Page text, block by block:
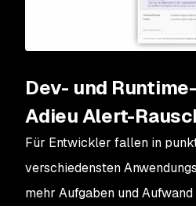
Dev- und
Adieu Alert-
Für Entwickler fallen in
verschiedensten
mehr Aufgaben und Aufwand